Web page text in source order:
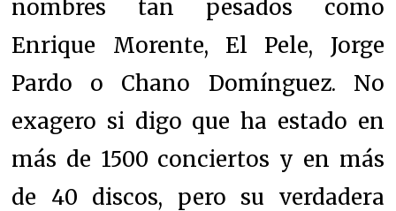
nombres tan pesados como
Enrique Morente, El Pele, Jorge
Pardo o Chano Domínguez. No
exagero si digo que ha estado en
más de 1500 conciertos y en más
de 40 discos, pero su verdadera